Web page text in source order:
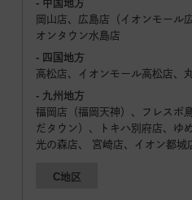
- 中国地方
岡山店、広島店（イオンモール
オンタウン水島店
- 四国地方
高松店、イオンモール高松店、
- 九州地方
福岡店（福岡天神）、フレスポ
だタウン）、トキハ別府店、ゆ
光の森店、 宮崎店、イオン都城
C地区